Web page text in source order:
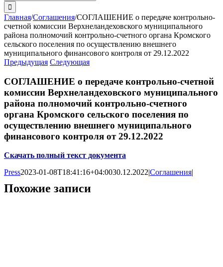
поиска:
Главная/Соглашения/СОГЛАШЕНИЕ о передаче контрольно-
счетной комиссии Верхнеландеховского муниципального
района полномочий контрольно-счетного органа Кромского
сельского поселения по осуществлению внешнего
муниципального финансового контроля от 29.12.2022
Предыдущая Следующая
СОГЛАШЕНИЕ о передаче контрольно-счетной
комиссии Верхнеландеховского муниципального
района полномочий контрольно-счетного
органа Кромского сельского поселения по
осуществлению внешнего муниципального
финансового контроля от 29.12.2022
Скачать полный текст документа
Press2023-01-08T18:41:16+04:0030.12.2022|Соглашения|
Похожие записи